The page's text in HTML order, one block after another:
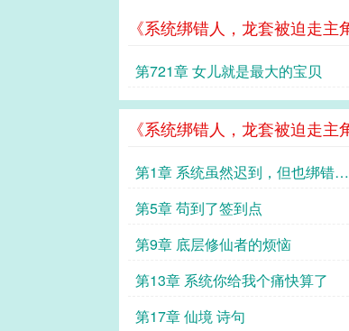
《系统绑错人，龙套被迫走
第721章 女儿就是最大的宝贝
《系统绑错人，龙套被迫走主
第1章 系统虽然迟到，但也绑错人
了啊
第5章 苟到了签到点
第9章 底层修仙者的烦恼
第13章 系统你给我个痛快算了
第17章 仙境 诗句